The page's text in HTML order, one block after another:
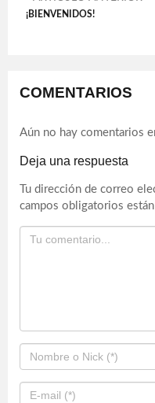
¡BIENVENIDOS!
COMENTARIOS
Aún no hay comentarios
Deja una respuesta
Tu dirección de correo
campos obligatorios